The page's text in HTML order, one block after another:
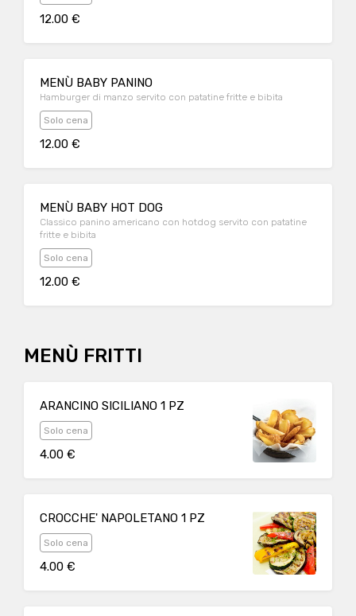
12.00 €
MENÙ BABY PANINO
Hamburger di manzo servito con patatine fritte e bibita
Solo cena
12.00 €
MENÙ BABY HOT DOG
Classico panino americano con hotdog servito con patatine
fritte e bibita
Solo cena
12.00 €
MENÙ FRITTI
ARANCINO SICILIANO 1 PZ
Solo cena
4.00 €
CROCCHE' NAPOLETANO 1 PZ
Solo cena
4.00 €